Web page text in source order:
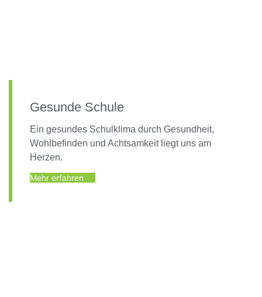
Gesunde Schule
Ein gesundes Schulklima durch Gesundheit,
Wohlbefinden und Achtsamkeit liegt uns am
Herzen.
Mehr erfahren